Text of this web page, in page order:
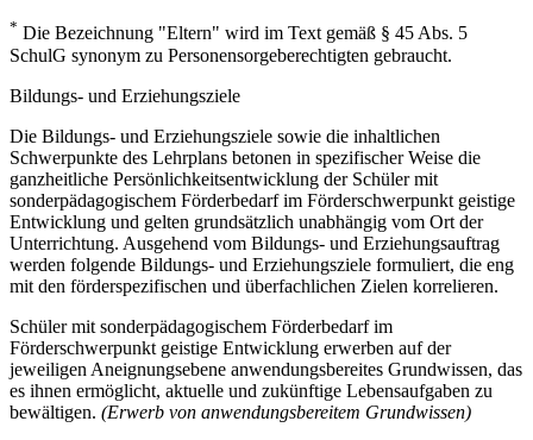
* Die Bezeichnung "Eltern" wird im Text gemäß § 45 Abs. 5
SchulG synonym zu Personensorgeberechtigten gebraucht.
Bildungs- und Erziehungsziele
Die Bildungs- und Erziehungsziele sowie die inhaltlichen
Schwerpunkte des Lehrplans betonen in spezifischer Weise die
ganzheitliche Persönlichkeitsentwicklung der Schüler mit
sonderpädagogischem Förderbedarf im Förderschwerpunkt geistige
Entwicklung und gelten grundsätzlich unabhängig vom Ort der
Unterrichtung. Ausgehend vom Bildungs- und Erziehungsauftrag
werden folgende Bildungs- und Erziehungsziele formuliert, die eng
mit den förderspezifischen und überfachlichen Zielen korrelieren.
Schüler mit sonderpädagogischem Förderbedarf im
Förderschwerpunkt geistige Entwicklung erwerben auf der
jeweiligen Aneignungsebene anwendungsbereites Grundwissen, das
es ihnen ermöglicht, aktuelle und zukünftige Lebensaufgaben zu
bewältigen. (Erwerb von anwendungsbereitem Grundwissen)